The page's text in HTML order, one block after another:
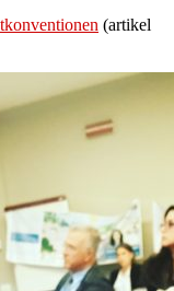
(artikel